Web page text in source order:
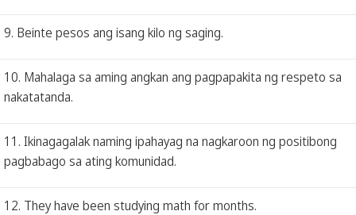
9. Beinte pesos ang isang kilo ng saging.
10. Mahalaga sa aming angkan ang pagpapakita ng respeto sa
nakatatanda.
11. Ikinagagalak naming ipahayag na nagkaroon ng positibong
pagbabago sa ating komunidad.
12. They have been studying math for months.